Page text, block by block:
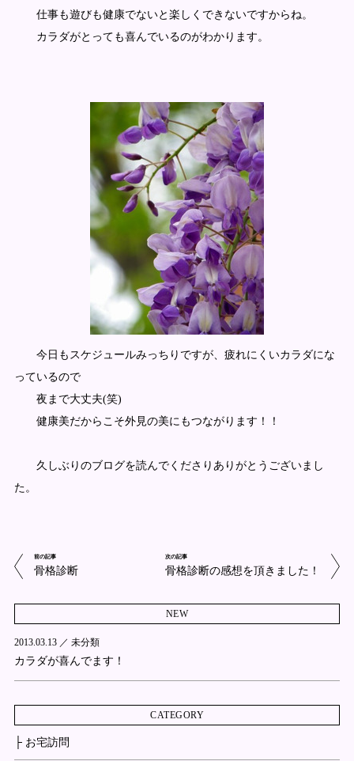
仕事も遊びも健康でないと楽しくできないですからね。
カラダがとっても喜んでいるのがわかります。
今日もスケジュールみっちりですが、疲れにくいカラダにな
っているので
夜まで大丈夫(笑)
健康美だからこそ外見の美にもつながります！！
久しぶりのブログを読んでくださりありがとうございまし
た。
前の記事
骨格診断
次の記事
骨格診断の感想を頂きました！
NEW
2013.03.13 ／ 未分類
カラダが喜んでます！
CATEGORY
├ お宅訪問